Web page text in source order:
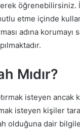
etme içinde
adına korumayı
Mıdır?
isteyen ancak
isteyen kişiler
olduğuna dair